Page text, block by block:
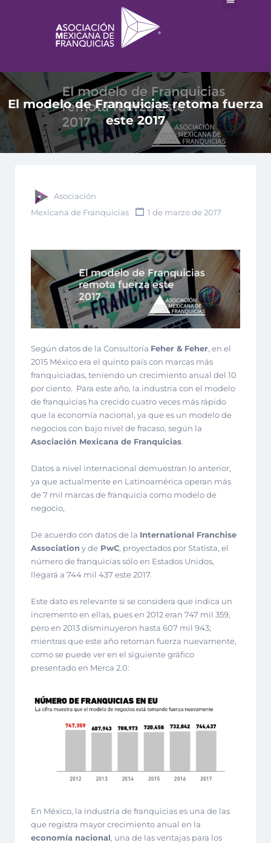
El modelo de Franquicias retoma fuerza
este 2017
Asociación
Mexicana de Franquicias
1 de marzo de 2017
Según datos de la Consultoría Feher & Feher, en el
2015 México era el quinto país con marcas más
franquiciadas, teniendo un crecimiento anual del 10
por ciento. Para este año, la industria con el modelo
de franquicias ha crecido cuatro veces más rápido
que la economía nacional, ya que es un modelo de
negocios con bajo nivel de fracaso, según la
Asociación Mexicana de Franquicias.
Datos a nivel internacional demuestran lo anterior,
ya que actualmente en Latinoamérica operan más
de 7 mil marcas de franquicia como modelo de
negocio,
De acuerdo con datos de la International Franchise
Association y de PwC, proyectados por Statista, el
número de franquicias sólo en Estados Unidos,
llegará a 744 mil 437 este 2017.
Este dato es relevante si se considera que indica un
incremento en ellas, pues en 2012 eran 747 mil 359,
pero en 2013 disminuyeron hasta 607 mil 943;
mientras que este año retoman fuerza nuevamente,
como se puede ver en el siguiente gráfico
presentado en Merca 2.0:
En México, la industria de franquicias es una de las
que registra mayor crecimiento anual en la
economía nacional, una de las ventajas para los